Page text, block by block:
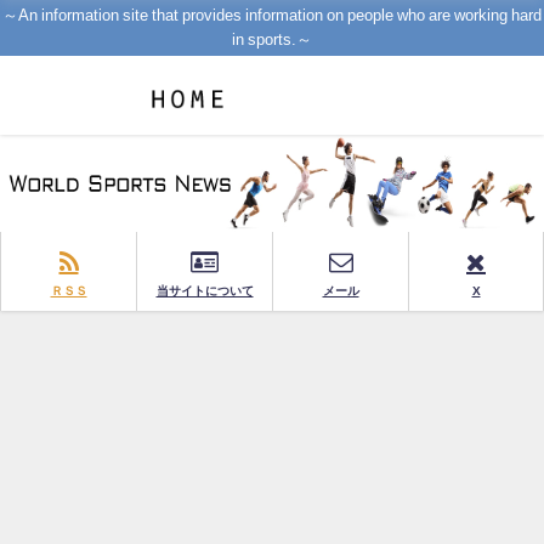
～An information site that provides information on people who are working hard
in sports.～
ＲＳＳ 当サイトについて メール X